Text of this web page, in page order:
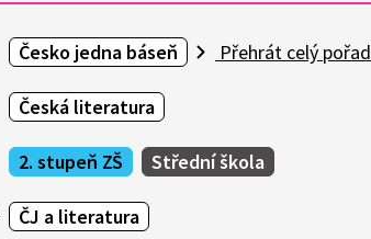
Česko jedna báseň Přehrát celý pořad
Česká literatura
2. stupeň ZŠ Střední škola
ČJ a literatura